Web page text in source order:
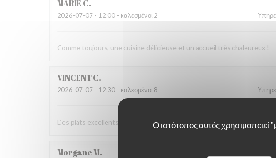
Ο ιστότοπος αυτός χρησιμοποιεί
MARIE C
2026-07-07 - 12:00 - καλεσμένοι 2
Comme toujours, une cuisine délicieuse et un accueil très chaleureux !
VINCENTC
2026-07-07 - 12:30 - καλεσμένοι 8
Des plats excellents et un service au top ! On ne peut que conseiller ce
Morgane M